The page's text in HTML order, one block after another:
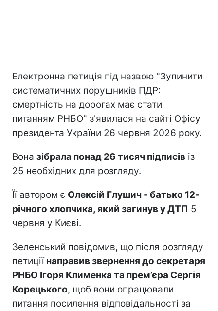
Електронна петиція під назвою "Зупинити
систематичних порушників ПДР:
смертність на дорогах має стати
питанням РНБО" з'явилася на сайті Офісу
президента України 26 червня 2026 року.
Вона зібрала понад 26 тисяч підписів із
25 необхідних для розгляду.
Її автором є Олексій Глушич - батько 12-
річного хлопчика, який загинув у ДТП 5
червня у Києві.
Зеленський повідомив, що після розгляду
петиціїнаправив звернення до секретаря
РНБО Ігоря Клименка та прем’єра Сергія
Корецького, щоб вони опрацювали
питання посилення відповідальності за